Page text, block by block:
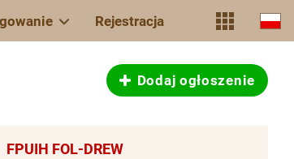
Rejestracja
Dodaj ogłoszenie
FPUIH FOL-DREW